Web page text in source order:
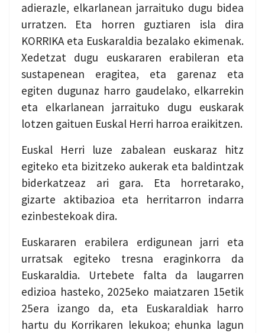
adierazle, elkarlanean jarraituko dugu bidea
urratzen. Eta horren guztiaren isla dira
KORRIKA eta Euskaraldia bezalako ekimenak.
Xedetzat dugu euskararen erabileran eta
sustapenean eragitea, eta garenaz eta
egiten dugunaz harro gaudelako, elkarrekin
eta elkarlanean jarraituko dugu euskarak
lotzen gaituen Euskal Herri harroa eraikitzen.
Euskal Herri luze zabalean euskaraz hitz
egiteko eta bizitzeko aukerak eta baldintzak
biderkatzeaz ari gara. Eta horretarako,
gizarte aktibazioa eta herritarron indarra
ezinbestekoak dira.
Euskararen erabilera erdigunean jarri eta
urratsak egiteko tresna eraginkorra da
Euskaraldia. Urtebete falta da laugarren
edizioa hasteko, 2025eko maiatzaren 15etik
25era izango da, eta Euskaraldiak harro
hartu du Korrikaren lekukoa; ehunka lagun